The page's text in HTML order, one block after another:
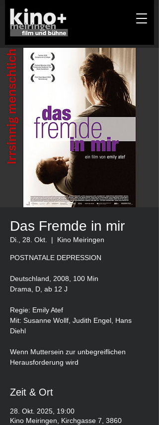
Das Fremde in mir
Di., 28. Okt.
  |
Kino Meiringen
POSTNATALE DEPRESSION
Deutschland, 2008, 100 Min
Drama, D, ab 12 J
Regie: Emily Atef
Mit: Susanne Wollf, Judith Engel, Hans
Diehl
Wenn Muttersein zur unbegreiflichen
Herausforderung wird
Zeit & Ort
28. Okt. 2025, 19:00
Kino Meiringen, Kirchgasse 7, 3860